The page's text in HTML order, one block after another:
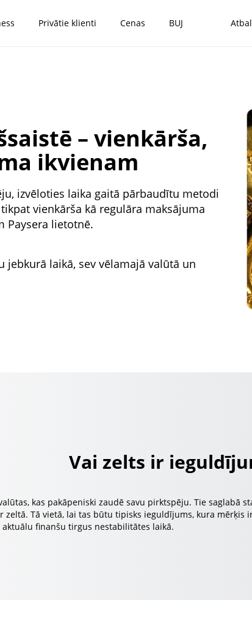
Privātie klienti Cenas BUJ
– vienkārša,
ikvienam
izvēloties laika gaitā pārbaudītu metodi
vienkārša kā regulāra maksājuma
Paysera lietotnē.
jebkurā laikā, sev vēlamajā valūtā un
Vai zelts ir
kas pakāpeniski zaudē savu pirktspēju. Tie saglabā
zeltā. Tā vietā, lai tas būtu tipisks ieguldījums, kura
finanšu tirgus nestabilitātes laikā.